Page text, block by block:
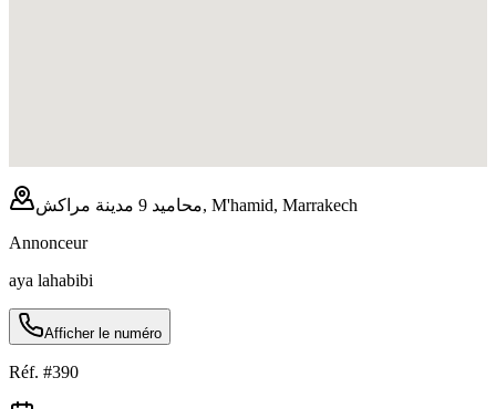
محاميد 9 مدينة مراكش, M'hamid, Marrakech
Annonceur
aya lahabibi
Afficher le numéro
Réf. #390